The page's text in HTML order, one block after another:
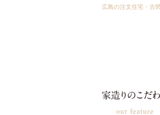
広島の注文住宅・古